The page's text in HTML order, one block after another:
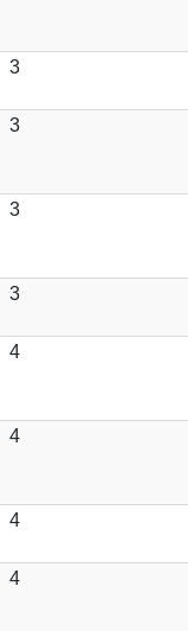
3
3
3
3
4
4
4
4